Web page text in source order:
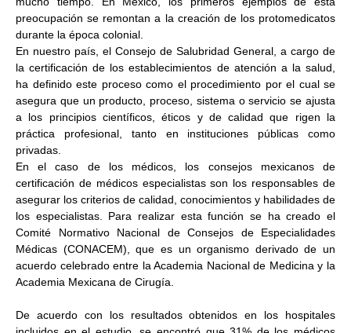
preocupación se remontan a la creación de los protomedicatos
durante la época colonial.
En nuestro país, el Consejo de Salubridad General, a cargo de
la certificación de los establecimientos de atención a la salud,
ha definido este proceso como el procedimiento por el cual se
asegura que un producto, proceso, sistema o servicio se ajusta
a los principios científicos, éticos y de calidad que rigen la
práctica profesional, tanto en instituciones públicas como
privadas.
En el caso de los médicos, los consejos mexicanos de
certificación de médicos especialistas son los responsables de
asegurar los criterios de calidad, conocimientos y habilidades de
los especialistas. Para realizar esta función se ha creado el
Comité Normativo Nacional de Consejos de Especialidades
Médicas (CONACEM), que es un organismo derivado de un
acuerdo celebrado entre la Academia Nacional de Medicina y la
Academia Mexicana de Cirugía.
De acuerdo con los resultados obtenidos en los hospitales